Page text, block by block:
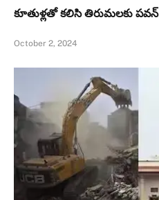
కూతుళ్ల‌తో క‌లిసి తిరుమ‌లకు పవన్‌
October 2, 2024